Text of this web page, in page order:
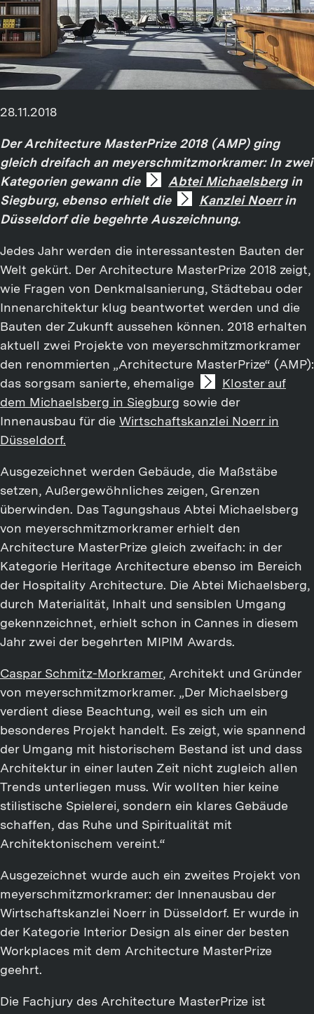
28.11.2018
Der Architecture MasterPrize 2018 (AMP) ging
gleich dreifach an meyerschmitzmorkramer: In zwei
Kategorien gewann die
Abtei Michaelsbergin
Siegburg, ebenso erhielt die
Kanzlei Noerrin
Düsseldorf die begehrte Auszeichnung.
Jedes Jahr werden die interessantesten Bauten der
Welt gekürt. Der Architecture MasterPrize 2018 zeigt,
wie Fragen von Denkmalsanierung, Städtebau oder
Innenarchitektur klug beantwortet werden und die
Bauten der Zukunft aussehen können. 2018 erhalten
aktuell zwei Projekte von meyerschmitzmorkramer
den renommierten „Architecture MasterPrize“ (AMP):
das sorgsam sanierte, ehemalige
Kloster auf
dem Michaelsberg in Siegburg sowie der
Innenausbau für die Wirtschaftskanzlei Noerr in
Düsseldorf.
Ausgezeichnet werden Gebäude, die Maßstäbe
setzen, Außergewöhnliches zeigen, Grenzen
überwinden. Das Tagungshaus Abtei Michaelsberg
von meyerschmitzmorkramer erhielt den
Architecture MasterPrize gleich zweifach: in der
Kategorie Heritage Architecture ebenso im Bereich
der Hospitality Architecture. Die Abtei Michaelsberg,
durch Materialität, Inhalt und sensiblen Umgang
gekennzeichnet, erhielt schon in Cannes in diesem
Jahr zwei der begehrten MIPIM Awards.
Caspar Schmitz-Morkramer, Architekt und Gründer
von meyerschmitzmorkramer. „Der Michaelsberg
verdient diese Beachtung, weil es sich um ein
besonderes Projekt handelt. Es zeigt, wie spannend
der Umgang mit historischem Bestand ist und dass
Architektur in einer lauten Zeit nicht zugleich allen
Trends unterliegen muss. Wir wollten hier keine
stilistische Spielerei, sondern ein klares Gebäude
schaffen, das Ruhe und Spiritualität mit
Architektonischem vereint.“
Ausgezeichnet wurde auch ein zweites Projekt von
meyerschmitzmorkramer: der Innenausbau der
Wirtschaftskanzlei Noerr in Düsseldorf. Er wurde in
der Kategorie Interior Design als einer der besten
Workplaces mit dem Architecture MasterPrize
geehrt.
Die Fachjury des Architecture MasterPrize ist